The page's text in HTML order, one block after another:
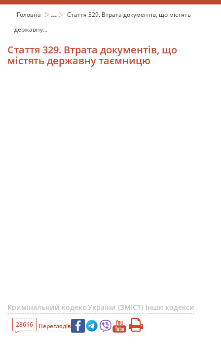
Головна ...
Стаття 329. Втрата документів, що містять
державну...
Стаття 329. Втрата документів, що
містять державну таємницю
Кримінальний кодекс України (ЗМІСТ) Інши кодекси
28616 Переглядів